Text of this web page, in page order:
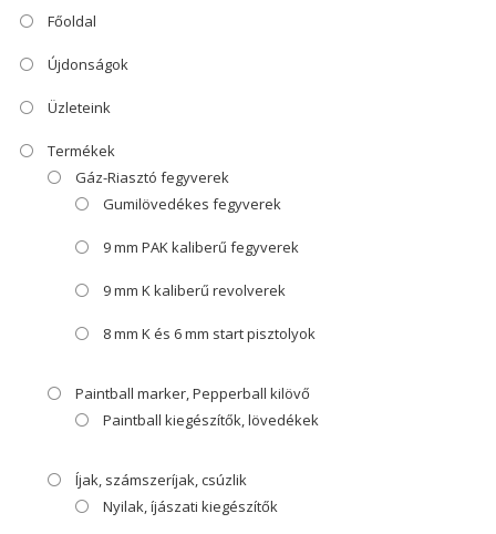
Főoldal
Újdonságok
Üzleteink
Termékek
Gáz-Riasztó fegyverek
Gumilövedékes fegyverek
9 mm PAK kaliberű fegyverek
9 mm K kaliberű revolverek
8 mm K és 6 mm start pisztolyok
Paintball marker, Pepperball kilövő
Paintball kiegészítők, lövedékek
Íjak, számszeríjak, csúzlik
Nyilak, íjászati kiegészítők